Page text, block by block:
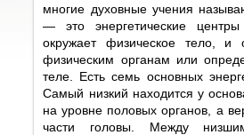
многие духовные учения
— это энергетические
окружает физическое тело, и
физическим органам или
теле. Есть семь основных
Самый низкий находится у
на уровне половых органов, а
части головы. Между низшим